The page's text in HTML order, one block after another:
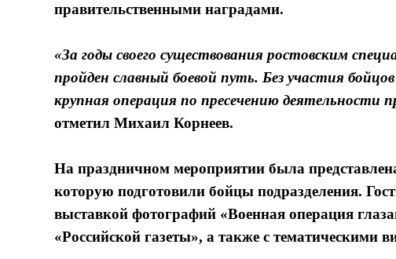
правительственными наградами.
«За годы своего существования ростовским
пройден славный боевой путь. Без участия
крупная операция по пресечению деятельности
отметил Михаил Корнеев.
На праздничном мероприятии была
которую подготовили бойцы подразделения.
выставкой фотографий «Военная операция
«Российской газеты», а также с тематическими